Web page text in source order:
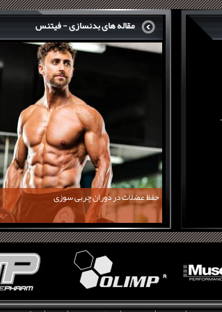
مقاله های بدنسازی - فیتنس
حفظ عضلات در دوران چربی سوزی